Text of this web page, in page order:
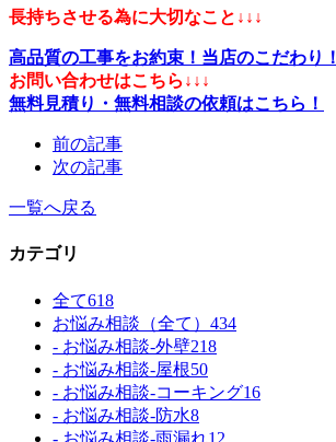
長持ちさせる為に大切なこと↓↓↓
高品質の工事をお約束！当店のこだわり！
お問い合わせはこちら↓↓↓
無料見積り・無料相談の依頼はこちら！
前の記事
次の記事
一覧へ戻る
カテゴリ
全て618
お悩み相談（全て） 434
- お悩み相談-外壁218
- お悩み相談-屋根50
- お悩み相談-コーキング16
- お悩み相談-防水8
- お悩み相談-雨漏れ12